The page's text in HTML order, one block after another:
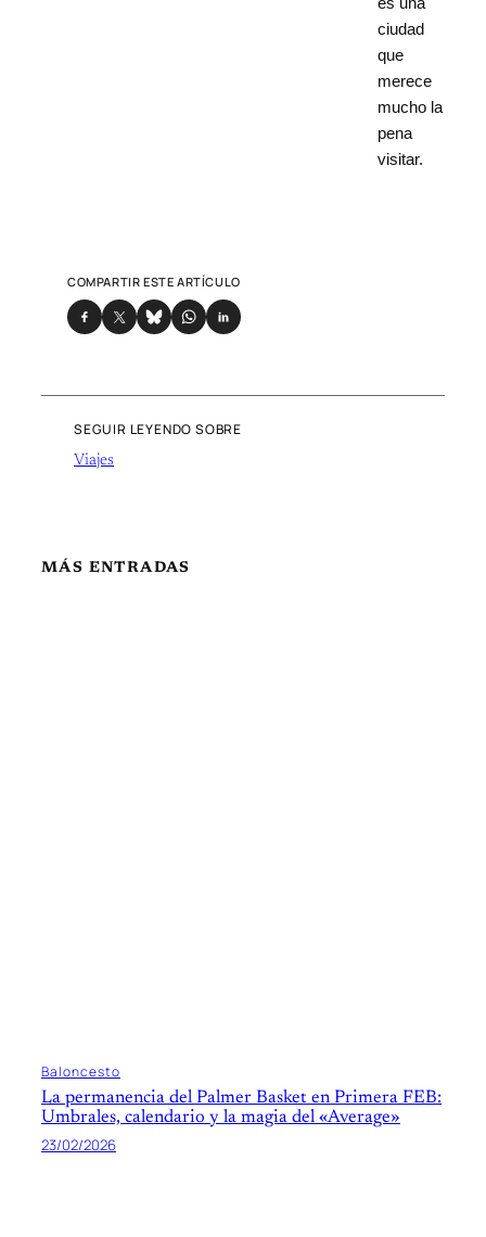
ciudad
que
merece
mucho la
pena
visitar.
COMPARTIR ESTE ARTÍCULO
SEGUIR LEYENDO SOBRE
Viajes
MÁS ENTRADAS
Baloncesto
La permanencia del Palmer Basket en Primera FEB:
Umbrales, calendario y la magia del «Average»
23/02/2026